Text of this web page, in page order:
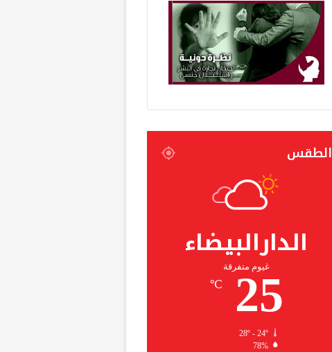
الطقس
الدارالبيضاء
غيوم متفرقة
25
℃
28º - 24º
78%